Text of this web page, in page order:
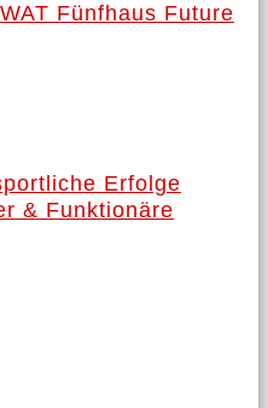
Fünfhaus Future
Erfolge
& Funktionäre